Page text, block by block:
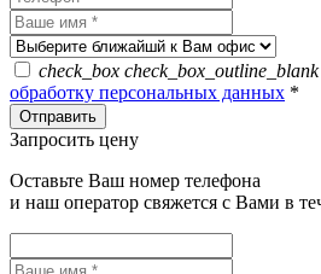
check_box check_box_outline_blank
обработку персональных данных *
Запросить цену
Оставьте Ваш номер телефона
и наш оператор свяжется с Вами в